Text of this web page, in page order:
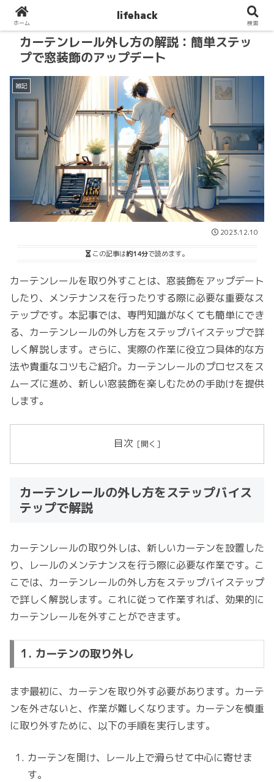
カーテンレール外し方の解説：簡単ステッ
プで窓装飾のアップデート
雑記
2023.12.10
この記事は約14分で読めます。
カーテンレールを取り外すことは、窓装飾をアップデート
したり、メンテナンスを行ったりする際に必要な重要なス
テップです。本記事では、専門知識がなくても簡単にでき
る、カーテンレールの外し方をステップバイステップで詳
しく解説します。さらに、実際の作業に役立つ具体的な方
法や貴重なコツもご紹介。カーテンレールのプロセスをス
ムーズに進め、新しい窓装飾を楽しむための手助けを提供
します。
目次
カーテンレールの外し方をステップバイス
テップで解説
カーテンレールの取り外しは、新しいカーテンを設置した
り、レールのメンテナンスを行う際に必要な作業です。こ
こでは、カーテンレールの外し方をステップバイステップ
で詳しく解説します。これに従って作業すれば、効果的に
カーテンレールを外すことができます。
1. カーテンの取り外し
まず最初に、カーテンを取り外す必要があります。カーテ
ンを外さないと、作業が難しくなります。カーテンを慎重
に取り外すために、以下の手順を実行します。
カーテンを開け、レール上で滑らせて中心に寄せま
す。
ホーム
lifehack
検索